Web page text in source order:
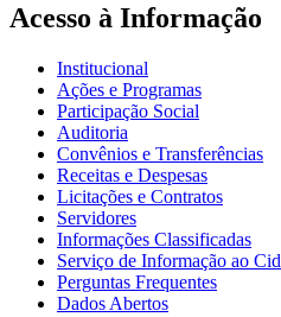
Acesso à Informação
Institucional
Ações e Programas
Participação Social
Auditoria
Convênios e Transferências
Receitas e Despesas
Licitações e Contratos
Servidores
Informações Classificadas
Serviço de Informação ao
Perguntas Frequentes
Dados Abertos